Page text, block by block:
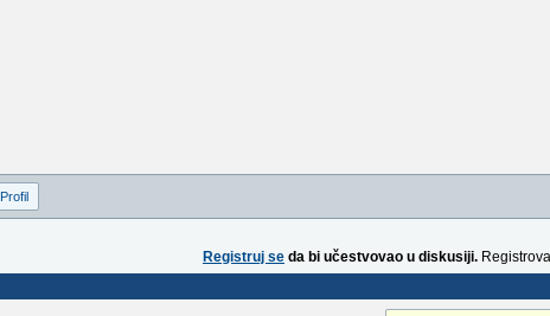
Profil
Registruj se da bi učestvovao u diskusiji.